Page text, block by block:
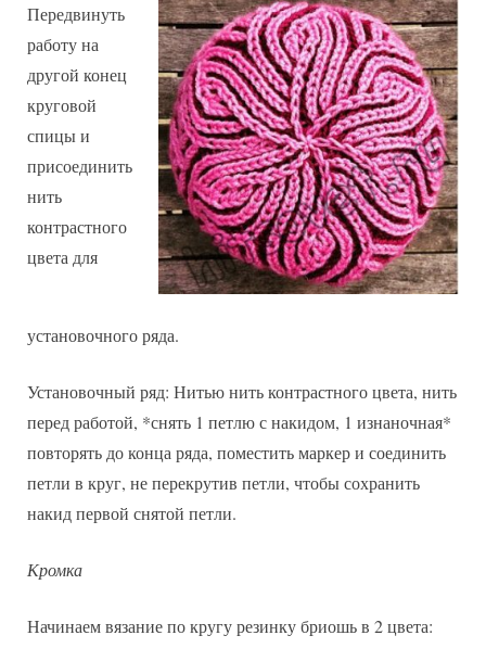
Передвинуть
работу на
другой конец
круговой
спицы и
присоединить
нить
контрастного
цвета для
установочного ряда.
Установочный ряд: Нитью нить контрастного цвета, нить
перед работой, *снять 1 петлю с накидом, 1 изнаночная*
повторять до конца ряда, поместить маркер и соединить
петли в круг, не перекрутив петли, чтобы сохранить
накид первой снятой петли.
Кромка
Начинаем вязание по кругу резинку бриошь в 2 цвета: